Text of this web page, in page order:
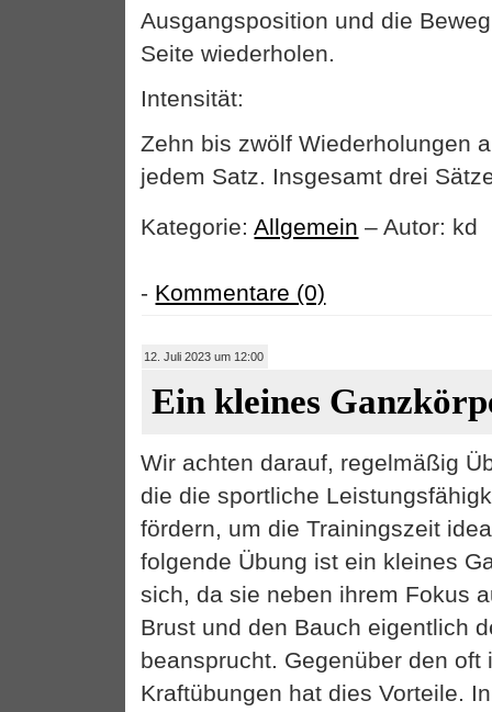
Ausgangsposition und die
Seite wiederholen.
Intensität:
Zehn bis zwölf Wiederholungen
jedem Satz. Insgesamt drei
Kategorie:Allgemein – Autor: kd
- Kommentare (0)
12. Juli 2023 um 12:00
Ein kleines
Wir achten darauf, regelmäßig
die die sportliche
fördern, um die Trainingszeit
folgende Übung ist ein kleines
sich, da sie neben ihrem Fokus
Brust und den Bauch eigentlich
beansprucht. Gegenüber den oft
Kraftübungen hat dies Vorteile.